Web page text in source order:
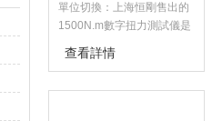
單位切換：上海恒剛售出的
1500N.m數字扭力測試儀是
為測試和檢測扭矩而設計制
造的智能化多功能計量儀
查看詳情